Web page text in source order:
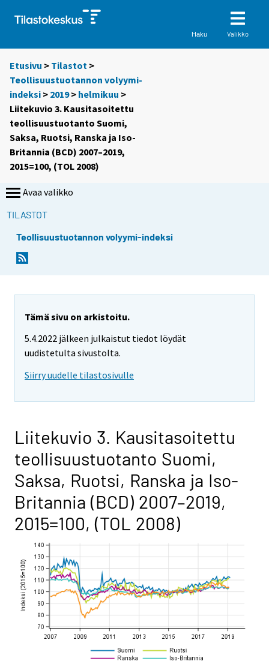
Haku Valikko
Etusivu > Tilastot >
Teollisuustuotannon volyymi-
indeksi > 2019> helmikuu >
Liitekuvio 3. Kausitasoitettu
teollisuustuotanto Suomi,
Saksa, Ruotsi, Ranska ja Iso-
Britannia (BCD) 2007–2019,
2015=100, (TOL 2008)
Avaa valikko
TILASTOT
Teollisuustuotannon volyymi-indeksi
Tämä sivu on arkistoitu.
5.4.2022 jälkeen julkaistut tiedot löydät
uudistetulta sivustolta.
Siirry uudelle tilastosivulle
Liitekuvio 3. Kausitasoitettu
teollisuustuotanto Suomi,
Saksa, Ruotsi, Ranska ja Iso-
Britannia (BCD) 2007–2019,
2015=100, (TOL 2008)